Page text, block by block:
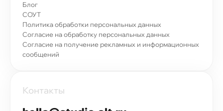
Блог
СОУТ
Политика обработки персональных данных
Согласие на обработку персональных данных
Согласие на получение рекламных и информационных
сообщений
Контакты